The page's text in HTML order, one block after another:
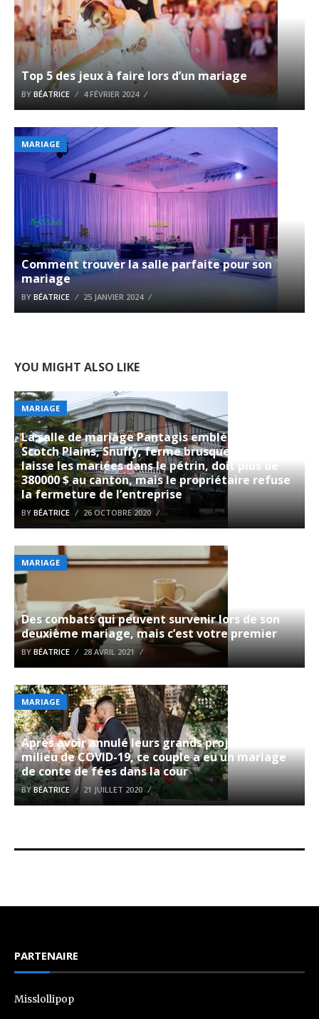
Top 5 des jeux à faire lors d’un mariage
BY BÉATRICE 4 FÉVRIER 2024
MARIAGE
Comment trouver la salle parfaite pour son
mariage
BY BÉATRICE 25 JANVIER 2024
YOU MIGHT ALSO LIKE
MARIAGE
La salle de mariage Pantagis emblématique de
Scotch Plains, Snuffy, ferme brusquement,
laisse les mariées dans le pétrin, doit plus de
380000 $ au canton, mais le propriétaire refuse
la fermeture de l’entreprise
BY BÉATRICE 26 OCTOBRE 2020
MARIAGE
Des combats qui peuvent survenir lors de son
deuxième mariage, mais c’est votre premier
BY BÉATRICE 28 AVRIL 2021
MARIAGE
Après avoir annulé leurs grands projets au
milieu de COVID-19, ce couple a eu un mariage
de conte de fées dans la cour
BYBÉATRICE 21 JUILLET 2020
PARTENAIRE
Misslollipop